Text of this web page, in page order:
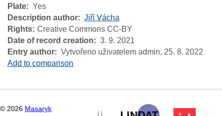
Plate
Yes
Description author
Jiří Vácha
Rights Creative Commons CC-BY
Date of record creation
3. 9. 2021
Entry author
Vytvořeno uživatelem admin, 25. 8. 2022
Add to comparison
© 2026 Masaryk